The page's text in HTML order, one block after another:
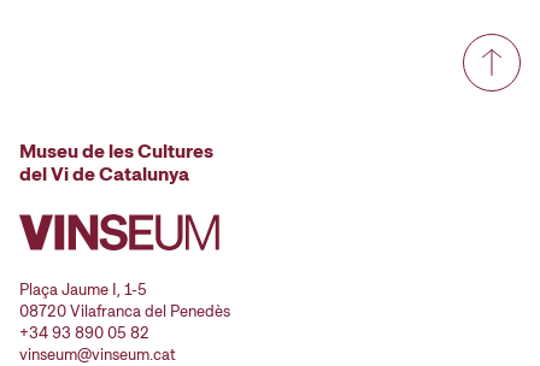
Museu de les Cultures
del Vi de Catalunya
Plaça Jaume I, 1-5
08720 Vilafranca del Penedès
+34 93 890 05 82
vinseum@vinseum.cat